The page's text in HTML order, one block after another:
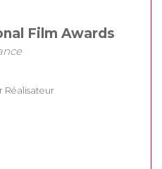
Film Awards
Réalisateur